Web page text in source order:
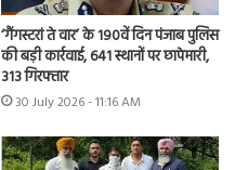
‘गैंगस्टरां ते वार’ के 190वें दिन पंजाब पुलिस
की बड़ी कार्रवाई, 641 स्थानों पर छापेमारी,
313 गिरफ्तार
30 July 2026 - 11:16 AM